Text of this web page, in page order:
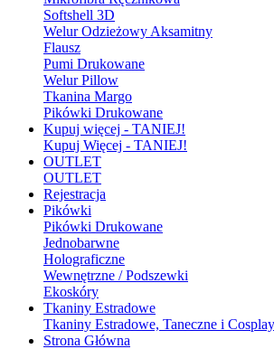
Softshell 3D
Welur Odzieżowy Aksamitny
Flausz
Pumi Drukowane
Welur Pillow
Tkanina Margo
Pikówki Drukowane
Kupuj więcej - TANIEJ!
Kupuj Więcej - TANIEJ!
OUTLET
OUTLET
Rejestracja
Pikówki
Pikówki Drukowane
Jednobarwne
Holograficzne
Wewnętrzne / Podszewki
Ekoskóry
Tkaniny Estradowe
Tkaniny Estradowe, Taneczne i
Strona Główna